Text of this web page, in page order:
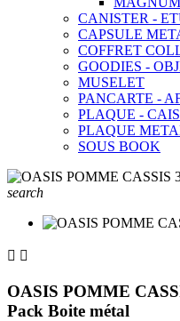
CANISTER -
CAPSULE
COFFRET
GOODIES -
MUSELET
PANCARTE -
PLAQUE -
PLAQUE
SOUS BOOK
search
 
OASIS POMME
Pack Boite métal